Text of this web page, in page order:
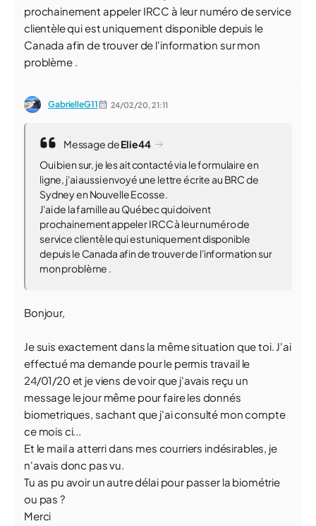
prochainement appeler IRCC à leur numéro de service
clientèle qui est uniquement disponible depuis le
Canada afin de trouver de l'information sur mon
problème .
GabrielleG11 24/02/20,21:11
Message deElie44
Oui bien sur, je les ait contacté via le formulaire en
ligne, j'ai aussi envoyé une lettre écrite au BRC de
Sydney en Nouvelle Ecosse.
J'ai de la famille au Québec qui doivent
prochainement appeler IRCC à leur numéro de
service clientèle qui est uniquement disponible
depuis le Canada afin de trouver de l'information sur
mon problème .
Bonjour,
Je suis exactement dans la même situation que toi. J'ai
effectué ma demande pour le permis travail le
24/01/20 et je viens de voir que j'avais reçu un
message le jour même pour faire les donnés
biometriques, sachant que j'ai consulté mon compte
ce mois ci...
Et le mail a atterri dans mes courriers indésirables, je
n'avais donc pas vu.
Tu as pu avoir un autre délai pour passer la biométrie
ou pas ?
Merci